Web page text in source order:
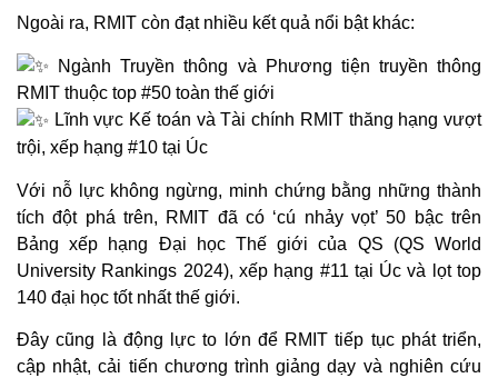
Ngoài ra, RMIT còn đạt nhiều kết quả nổi bật khác:
Ngành Truyền thông và Phương tiện truyền thông
RMIT thuộc top #50 toàn thế giới
Lĩnh vực Kế toán và Tài chính RMIT thăng hạng vượt
trội, xếp hạng #10 tại Úc
Với nỗ lực không ngừng, minh chứng bằng những thành
tích đột phá trên, RMIT đã có ‘cú nhảy vọt’ 50 bậc trên
Bảng xếp hạng Đại học Thế giới của QS (QS World
University Rankings 2024), xếp hạng #11 tại Úc và lọt top
140 đại học tốt nhất thế giới.
Đây cũng là động lực to lớn để RMIT tiếp tục phát triển,
cập nhật, cải tiến chương trình giảng dạy và nghiên cứu